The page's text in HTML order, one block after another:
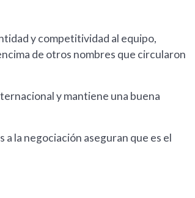
y competitividad al equipo,
de otros nombres que circularon
y mantiene una buena
la negociación aseguran que es el